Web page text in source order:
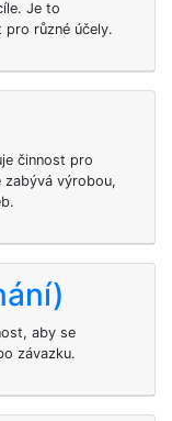
Je to
různé účely.
činnost pro
zabývá výrobou,
aby se
závazku.